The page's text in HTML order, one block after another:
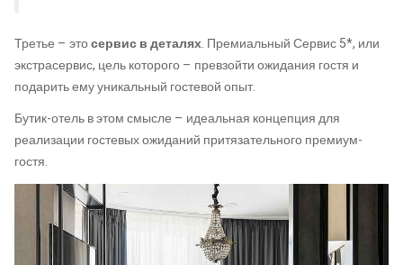
Третье – этосервис в деталях. Премиальный Сервис 5*, или
экстрасервис, цель которого – превзойти ожидания гостя и
подарить ему уникальный гостевой опыт.
Бутик-отель в этом смысле – идеальная концепция для
реализации гостевых ожиданий притязательного премиум-
гостя.